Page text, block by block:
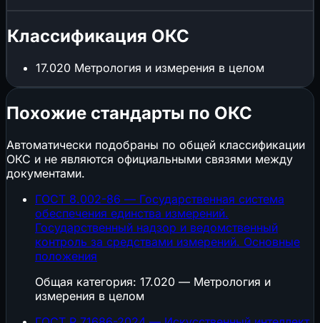
Классификация ОКС
17.020 Метрология и измерения в целом
Похожие стандарты по ОКС
Автоматически подобраны по общей классификации
ОКС и не являются официальными связями между
документами.
ГОСТ 8.002-86 — Государственная система
обеспечения единства измерений.
Государственный надзор и ведомственный
контроль за средствами измерений. Основные
положения
Общая категория: 17.020 — Метрология и
измерения в целом